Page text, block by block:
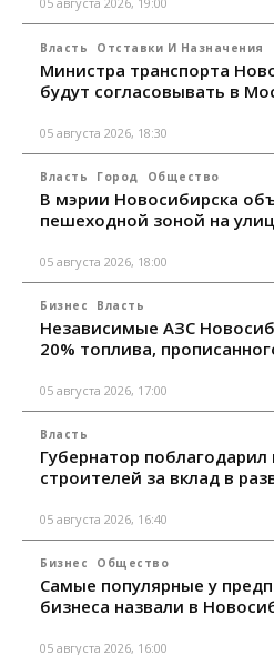
Власть Отставки И Назначения
Министра транспорта
будут согласовывать в
05 августа 2026, 18:30
Власть Город Общество
В мэрии Новосибирска
пешеходной зоной на
05 августа 2026, 18:00
Бизнес Власть
Независимые АЗС
20% топлива,
05 августа 2026, 17:00
Власть
Губернатор
строителей за вклад в
05 августа 2026, 16:40
Бизнес Общество
Самые популярные у
бизнеса назвали в
05 августа 2026, 16:00